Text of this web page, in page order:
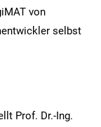
von
selbst
Prof. Dr.-Ing.